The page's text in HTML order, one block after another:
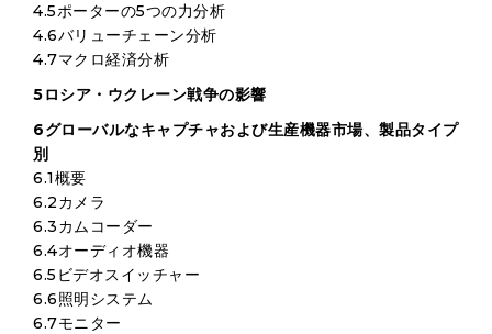
4.5ポーターの5つの力分析
4.6バリューチェーン分析
4.7マクロ経済分析
5ロシア・ウクレーン戦争の影響
6グローバルなキャプチャおよび生産機器市場、製品タイプ
別
6.1概要
6.2カメラ
6.3カムコーダー
6.4オーディオ機器
6.5ビデオスイッチャー
6.6照明システム
6.7モニター